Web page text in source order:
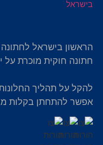
הראשון בישראל
חתונה חוקית מוכרת על
להקל על תהליך
אפשר להתחתן בקלות